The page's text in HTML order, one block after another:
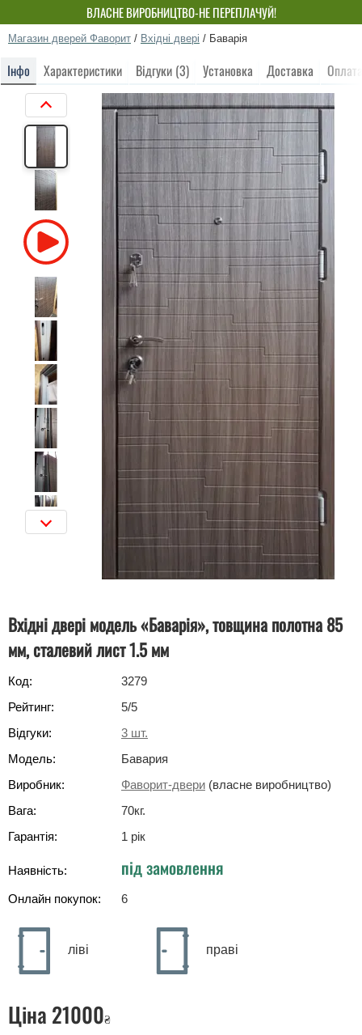
ВЛАСНЕ ВИРОБНИЦТВО-НЕ ПЕРЕПЛАЧУЙ!
Магазин дверей Фаворит / Вхідні двері / Баварія
Інфо Характеристики Відгуки (3) Установка Доставка Оплата
Вхідні двері модель «Баварія», товщина полотна 85
мм, сталевий лист 1.5 мм
Код:
3279
Рейтинг:
5/5
Відгуки:
3 шт.
Модель:
Бавария
Виробник:
Фаворит-двери (власне виробництво)
Вага:
70кг.
Гарантія:
1 рік
Наявність: під замовлення
Онлайн покупок: 6
ліві праві
Ціна 21000₴